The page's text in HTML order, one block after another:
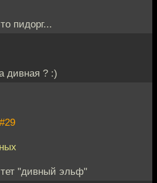
пидорг...
дивная ? :)
#29
"дивный эльф"